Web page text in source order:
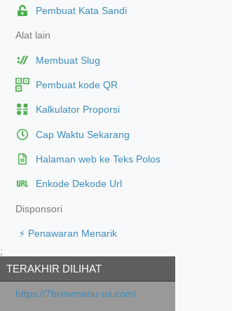
Pembuat Kata Sandi
Alat lain
Membuat Slug
Pembuat kode QR
Kalkulator Proporsi
Cap Waktu Sekarang
Halaman web ke Teks Polos
Enkode Dekode Url
Disponsori
⚡ Penawaran Menarik
;
TERAKHIR DILIHAT
https://7brewmenu-us.com/